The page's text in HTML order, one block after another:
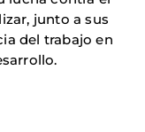
junto a sus
del trabajo en